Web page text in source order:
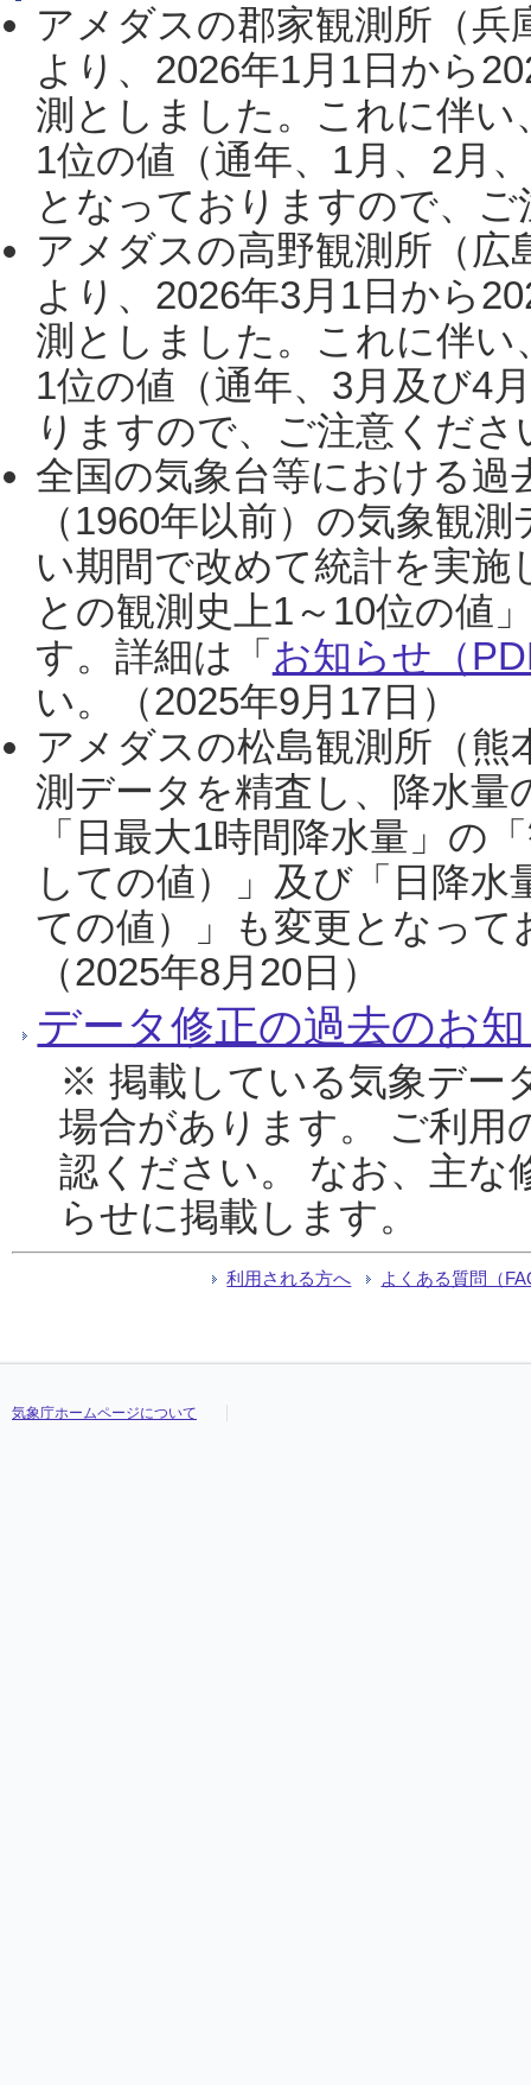
アメダスの郡家観測所（
より、2026年1月1日から
測としました。これに伴い
1位の値（通年、1月、2月
となっておりますので、
アメダスの高野観測所（
より、2026年3月1日から
測としました。これに伴い
1位の値（通年、3月及び4
りますので、ご注意くだ
全国の気象台等における過
（1960年以前）の気象観
い期間で改めて統計を実
との観測史上1～10位の値
す。詳細は「 お知らせ（
い。（2025年9月17日）
アメダスの松島観測所（熊
測データを精査し、降水
「日最大1時間降水量」の
しての値）」及び「日降
ての値）」も変更となっ
（2025年8月20日）
データ修正の過去のお
※ 掲載している気象デー
場合があります。 ご利用
認ください。 なお、主な
らせに掲載します。
利用される方へ よくある質問（
気象庁ホームページについて